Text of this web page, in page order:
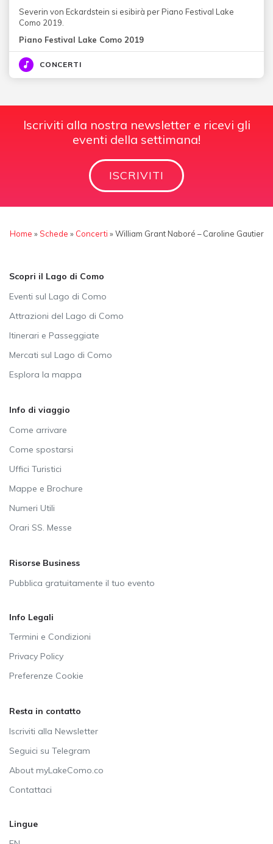
Severin von Eckardstein si esibirà per Piano Festival Lake
Como 2019.
Piano Festival Lake Como 2019
CONCERTI
Iscriviti alla nostra newsletter e ricevi gli
eventi della settimana!
ISCRIVITI
Home »Schede » Concerti »William Grant Naboré – Caroline Gautier
Scopri il Lago di Como
Eventi sul Lago di Como
Attrazioni del Lago di Como
Itinerari e Passeggiate
Mercati sul Lago di Como
Esplora la mappa
Info di viaggio
Come arrivare
Come spostarsi
Uffici Turistici
Mappe e Brochure
Numeri Utili
Orari SS. Messe
Risorse Business
Pubblica gratuitamente il tuo evento
Info Legali
Termini e Condizioni
Privacy Policy
Preferenze Cookie
Resta in contatto
Iscriviti alla Newsletter
Seguici su Telegram
About myLakeComo.co
Contattaci
Lingue